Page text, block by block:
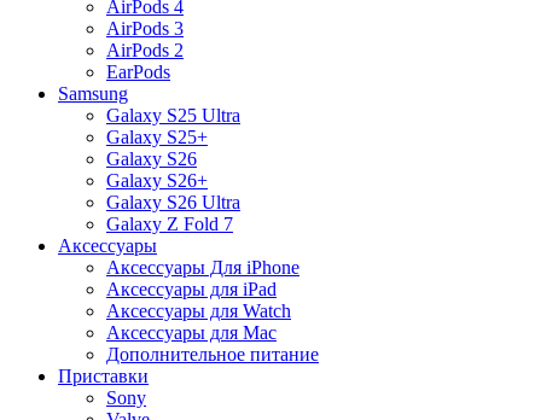
AirPods 4
AirPods 3
AirPods 2
EarPods
Samsung
Galaxy S25 Ultra
Galaxy S25+
Galaxy S26
Galaxy S26+
Galaxy S26 Ultra
Galaxy Z Fold 7
Аксессуары
Аксессуары Для iPhone
Аксессуары для iPad
Аксессуары для Watch
Аксессуары для Mac
Дополнительное питание
Приставки
Sony